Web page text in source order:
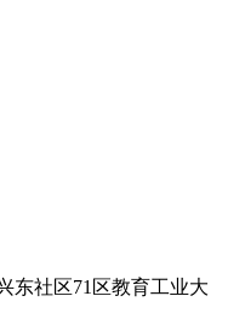
东社区71区教育工业大